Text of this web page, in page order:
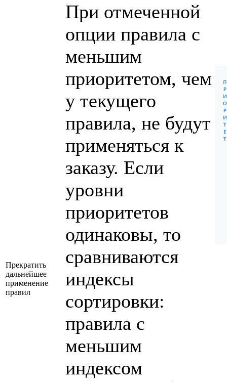
Прекратить
дальнейшее
применение
правил
При отмеченной
опции правила с
меньшим
приоритетом, чем
у текущего
правила, не будут
применяться к
заказу. Если
уровни
приоритетов
одинаковы, то
сравниваются
индексы
сортировки:
правила с
меньшим
индексом